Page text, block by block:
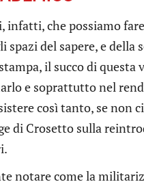
infatti, che possiamo
del sapere, e della
il succo di
e soprattutto nel
così tanto, se non
di Crosetto sulla
notare come la